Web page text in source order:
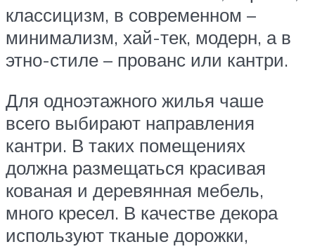
классицизм, в современном –
минимализм, хай-тек, модерн, а в
этно-стиле – прованс или кантри.
Для одноэтажного жилья чаше
всего выбирают направления
кантри. В таких помещениях
должна размещаться красивая
кованая и деревянная мебель,
много кресел. В качестве декора
используют тканые дорожки,